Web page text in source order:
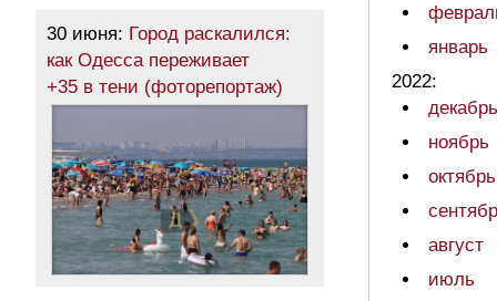
30 июня: Город раскалился:
как Одесса переживает
+35 в тени (фоторепортаж)
январь
2022:
декабрь
ноябрь
октябрь
август
июль